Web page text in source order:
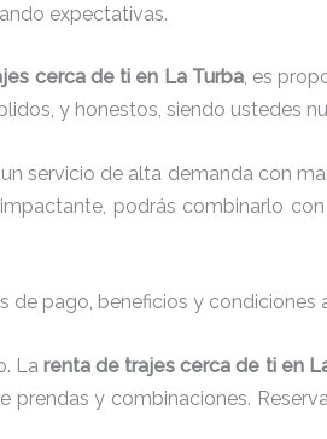
expectativas.
cerca de ti en La Turba, es
y honestos, siendo ustedes
servicio de alta demanda con
podrás combinarlo
pago, beneficios y condiciones
Larenta de trajes cerca de ti en
prendas y combinaciones.